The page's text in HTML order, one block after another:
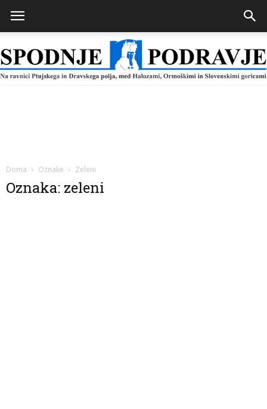
Doma Oznake Zeleni
Oznaka: zeleni